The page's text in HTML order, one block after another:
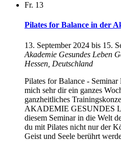
Fr. 13
Pilates for Balance in der
13. September 2024 bis 15.
Akademie Gesundes Leben
Hessen, Deutschland
Pilates for Balance -
mich sehr dir ein ganzes
ganzheitliches
AKADEMIE GESUNDES
diesem Seminar in die Welt
du mit Pilates nicht nur der
Geist und Seele berührt